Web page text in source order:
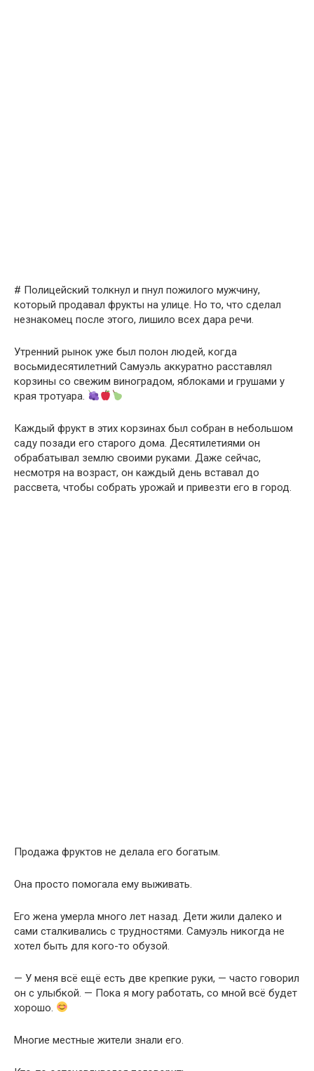
# Полицейский толкнул и пнул пожилого мужчину,
который продавал фрукты на улице. Но то, что сделал
незнакомец после этого, лишило всех дара речи.
Утренний рынок уже был полон людей, когда
восьмидесятилетний Самуэль аккуратно расставлял
корзины со свежим виноградом, яблоками и грушами у
края тротуара.
Каждый фрукт в этих корзинах был собран в небольшом
саду позади его старого дома. Десятилетиями он
обрабатывал землю своими руками. Даже сейчас,
несмотря на возраст, он каждый день вставал до
рассвета, чтобы собрать урожай и привезти его в город.
Продажа фруктов не делала его богатым.
Она просто помогала ему выживать.
Его жена умерла много лет назад. Дети жили далеко и
сами сталкивались с трудностями. Самуэль никогда не
хотел быть для кого-то обузой.
— У меня всё ещё есть две крепкие руки, — часто говорил
он с улыбкой. — Пока я могу работать, со мной всё будет
хорошо.
Многие местные жители знали его.